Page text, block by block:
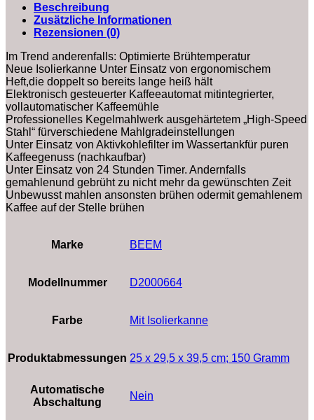
Beschreibung
Zusätzliche Informationen
Rezensionen (0)
Im Trend anderenfalls: Optimierte Brühtemperatur
Neue Isolierkanne Unter Einsatz von ergonomischem
Heft,die doppelt so bereits lange heiß hält
Elektronisch gesteuerter Kaffeeautomat mitintegrierter,
vollautomatischer Kaffeemühle
Professionelles Kegelmahlwerk ausgehärtetem „High-Speed
Stahl“ fürverschiedene Mahlgradeinstellungen
Unter Einsatz von Aktivkohlefilter im Wassertankfür puren
Kaffeegenuss (nachkaufbar)
Unter Einsatz von 24 Stunden Timer. Andernfalls
gemahlenund gebrüht zu nicht mehr da gewünschten Zeit
Unbewusst mahlen ansonsten brühen odermit gemahlenem
Kaffee auf der Stelle brühen
Marke ‎BEEM
Modellnummer ‎D2000664
Farbe ‎Mit Isolierkanne
Produktabmessungen ‎25 x 29,5 x 39,5 cm; 150 Gramm
Automatische
Abschaltung
‎Nein